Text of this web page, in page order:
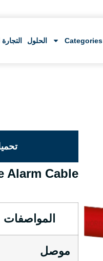
Categories الحلول
Alarm Cable
المواصفات
موصل